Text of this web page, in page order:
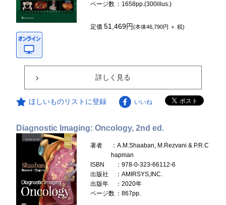
ページ数 ：1658pp.(300illus.)
定価51,469円(本体46,790円 ＋ 税)
詳しく見る
ほしいものリストに登録 いいね
Diagnostic Imaging: Oncology, 2nd ed.
著者
：A.M.Shaaban, M.Rezvani & P.R.C
hapman
ISBN
：978-0-323-66112-6
出版社
：AMIRSYS,INC.
出版年
：2020年
ページ数 ：867pp.